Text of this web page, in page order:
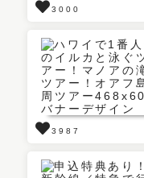
3000
3987